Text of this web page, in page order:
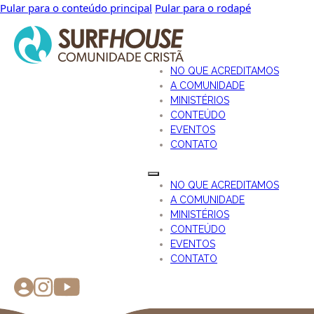
Pular para o conteúdo principal Pular para o rodapé
NO QUE ACREDITAMOS
A COMUNIDADE
MINISTÉRIOS
CONTEÚDO
EVENTOS
CONTATO
NO QUE ACREDITAMOS
A COMUNIDADE
MINISTÉRIOS
CONTEÚDO
EVENTOS
CONTATO